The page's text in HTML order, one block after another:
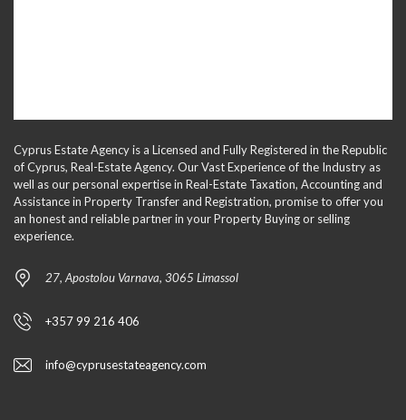
Cyprus Estate Agency is a Licensed and Fully Registered in the Republic
of Cyprus, Real-Estate Agency. Our Vast Experience of the Industry as
well as our personal expertise in Real-Estate Taxation, Accounting and
Assistance in Property Transfer and Registration, promise to offer you
an honest and reliable partner in your Property Buying or selling
experience.
27, Apostolou Varnava, 3065 Limassol
+357 99 216 406
info@cyprusestateagency.com